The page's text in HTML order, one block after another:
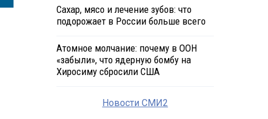
Сахар, мясо и лечение зубов: что
подорожает в России больше всего
Атомное молчание: почему в ООН
«забыли», что ядерную бомбу на
Хиросиму сбросили США
Новости СМИ2